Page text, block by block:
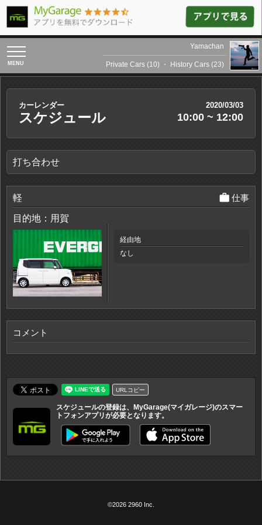
toggle
navigation
Yamachan
Private Cars (10) ・ History Cars (23)
カーレンダー 2020/03/03
スケジュール 10:00 ~ 12:00
打ち合わせ
軽 work 仕事
目的地：用賀
経由地
なし
コメント
URLコピー
スケジュールの登録は、MyGarage(マイガレージ)のスマー
トフォンアプリが必要となります。
©2026 2960 Inc.